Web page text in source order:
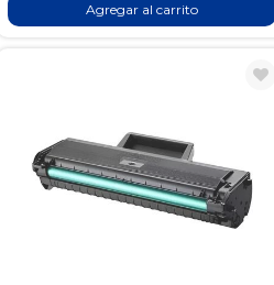
Agregar al carrito